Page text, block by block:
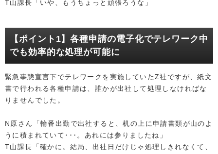
T山課長「いや、もうちょっと頑張ろうな」
【ポイント1】各種申請の電子化でテレワーク中
でも効率的な処理が可能に
緊急事態宣言下でテレワークを実施していたZ社ですが、紙文
書で行われる各種申請は、誰かが出社して処理しなければな
りませんでした。
N原さん「輪番出勤で出社すると、机の上に申請書類が山のよ
うに積まれていて･･･。あれには参りましたね」
T山課長「確かに。結局、出社日だけじゃ処理しきれなくて、